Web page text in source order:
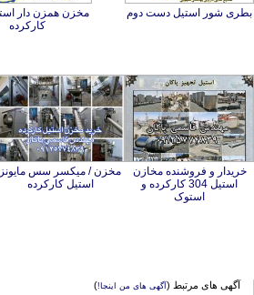
بطری شور استیل دست دوم
مخزن همزن دار
کارکرده
خریدار و فروشنده مخازن
استیل 304 کارکرده و
استوک
مخزن / میکسر سس مایونز
استیل کارکرده
آگهی های مرتبط (آگهی های من اینجا!)